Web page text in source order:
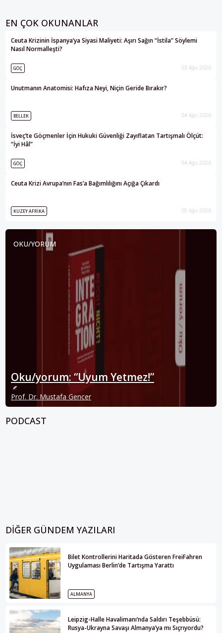
EN ÇOK OKUNANLAR
Ceuta Krizinin İspanya’ya Siyasi Maliyeti: Aşırı Sağın “İstila” Söylemi
Nasıl Normalleşti?
GÖÇ 03 Ağu 2026
Unutmanın Anatomisi: Hafıza Neyi, Niçin Geride Bırakır?
BELLEK 04 Ağu 2026
İsveç’te Göçmenler İçin Hukuki Güvenliği Zayıflatan Tartışmalı Ölçüt:
“İyi Hâl”
GÖÇ 04 Ağu 2026
Ceuta Krizi Avrupa’nın Fas’a Bağımlılığını Açığa Çıkardı
KUZEY AFRIKA 05 Ağu 2026
OKU/YORUM
Oku/yorum: “Uyum Yetmez!”
Prof. Dr. Mustafa Gencer
PODCAST
DIĞER GÜNDEM YAZILARI
Bilet Kontrollerini Haritada Gösteren FreiFahren
Uygulaması Berlin’de Tartışma Yarattı
ALMANYA
Leipzig-Halle Havalimanı’nda Saldırı Teşebbüsü:
Rusya-Ukrayna Savaşı Almanya’ya mı Sıçrıyordu?